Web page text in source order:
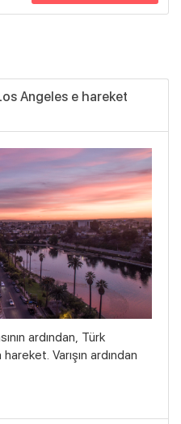
Angeles e hareket
ardından, Türk
Varışın ardından